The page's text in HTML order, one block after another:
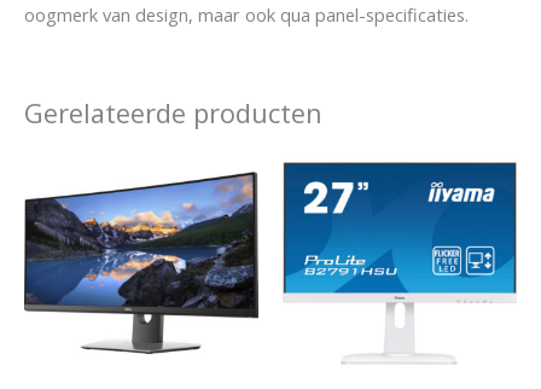
oogmerk van design, maar ook qua panel-specificaties.
Gerelateerde producten